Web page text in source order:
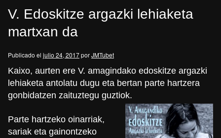
V. Edoskitze argazki lehiaketa
martxan da
Publicado el julio 24, 2017porJMTubet
Kaixo, aurten ere V. amagindako edoskitze argazki
lehiaketa antolatu dugu eta bertan parte hartzera
gonbidatzen zaituztegu guztiok.
Parte hartzeko oinarriak,
sariak eta gainontzeko